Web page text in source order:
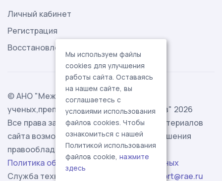
Личный кабинет
Регистрация
Восстановление пароля
© АНО "Международная ассоциация
ученых,преподавателей и специалистов" 2026
Все права защищены. Использование материалов
сайта возможно исключительно с разрешения
правообладателя.
Политика обработки персональных данных
Служба технической поддержки -
support@rae.ru
Мы используем файлы
cookies для улучшения
работы сайта. Оставаясь
на нашем сайте, вы
соглашаетесь с
условиями использования
файлов cookies. Чтобы
ознакомиться с нашей
Политикой использования
файлов cookie, нажмите
здесь